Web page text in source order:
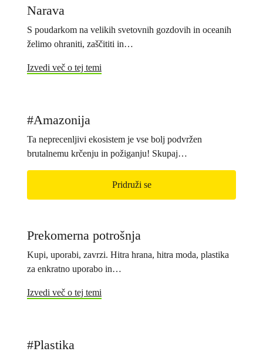
Narava
S poudarkom na velikih svetovnih gozdovih in oceanih
želimo ohraniti, zaščititi in…
Izvedi več o tej temi
#Amazonija
Ta neprecenljivi ekosistem je vse bolj podvržen
brutalnemu krčenju in požiganju! Skupaj…
Pridruži se
Prekomerna potrošnja
Kupi, uporabi, zavrzi. Hitra hrana, hitra moda, plastika
za enkratno uporabo in…
Izvedi več o tej temi
#Plastika